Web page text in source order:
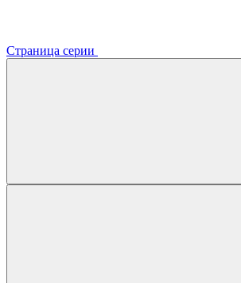
Страница серии